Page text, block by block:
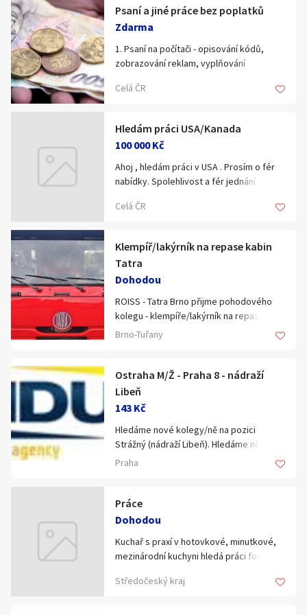
Praha a okoli.V připadě zajmu muj email:
majkk.majkll@seznam.cz
Obsluha EPS, EZS
Kontrolní obchůzky
Psaní a jiné práce bez poplatků
Zdarma
1. Psaní na počítači - opisování kódů,
zobrazování reklam, vyplňování
přes internet za pěkné peníze.
administrativní.
Informace na webové stránce :
pracebezpoplatku.blogspot.com
Celá ČR
Hledám práci USA/Kanada
100 000 Kč
Ahoj , hledám práci v USA . Prosím o fér
nabídky. Spolehlivost a fér jednání .
Celá ČR
Klempíř/lakýrník na repase kabin
Tatra
Dohodou
ROISS - Tatra Brno přijme pohodového
kolegu - klempíře/lakýrník na repase
kabin Tatra. Praxe, manuální zručnost,
podmínky, 30 dnů dovolené, roční bonus,
mladý kolektiv lidí a mnoho dalších výhod.
Nástup možný ihned. Životopisy zasílejte
na info@roiss.cz nebo volejte:
602724688.
Brno-Tuřany
Ostraha M/Ž - Praha 8 - nádraží
Libeň
143 Kč
Hledáme nové kolegy/ně na pozici
Strážný (nádraží Libeň). Hledáme někoho
na dlouhodobou spolupráci.
*ostraha
* obchůzková činnost
Praha
Práce
Dohodou
Kuchař s praxí v hotovkové, minutkové,
mezinárodní kuchyni hledá práci formou
Praha východ. Jsem samostatný,
Středočeský kraj